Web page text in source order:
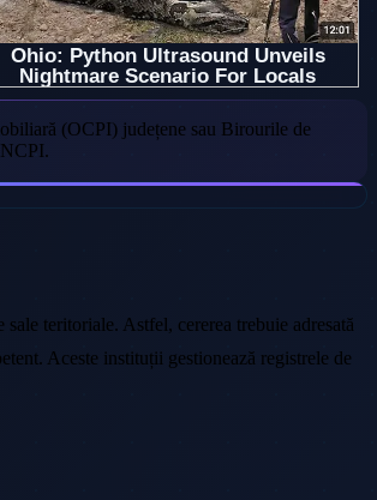
(OCPI) județene sau Birourile de
teritoriale. Astfel, cererea trebuie adresată
Aceste instituții gestionează registrele de